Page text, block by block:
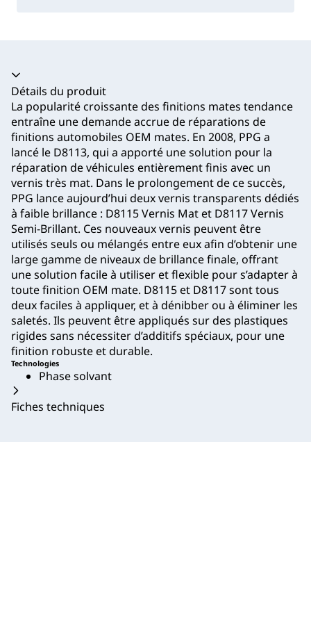
Accordéon fermé
Détails du produit
La popularité croissante des finitions mates tendance
entraîne une demande accrue de réparations de
finitions automobiles OEM mates. En 2008, PPG a
lancé le D8113, qui a apporté une solution pour la
réparation de véhicules entièrement finis avec un
vernis très mat. Dans le prolongement de ce succès,
PPG lance aujourd’hui deux vernis transparents dédiés
à faible brillance : D8115 Vernis Mat et D8117 Vernis
Semi‑Brillant. Ces nouveaux vernis peuvent être
utilisés seuls ou mélangés entre eux afin d’obtenir une
large gamme de niveaux de brillance finale, offrant
une solution facile à utiliser et flexible pour s’adapter à
toute finition OEM mate. D8115 et D8117 sont tous
deux faciles à appliquer, et à dénibber ou à éliminer les
saletés. Ils peuvent être appliqués sur des plastiques
rigides sans nécessiter d’additifs spéciaux, pour une
finition robuste et durable.
Technologies
Phase solvant
Fiches techniques